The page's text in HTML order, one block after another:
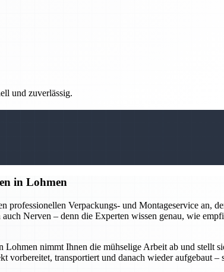
und zuverlässig.
in Lohmen
Verpackungs- und Montageservice an,
Nerven – denn die Experten wissen genau, wie
nimmt Ihnen die mühselige Arbeit ab und stellt
transportiert und danach wieder aufgebaut –